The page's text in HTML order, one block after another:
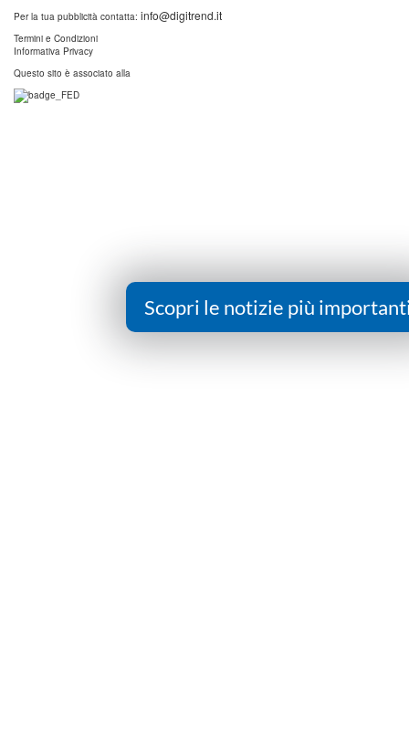
Per la tua pubblicità contatta: info@digitrend.it
Termini e Condizioni
Informativa Privacy
Questo sito è associato alla
Scopri le notizie più